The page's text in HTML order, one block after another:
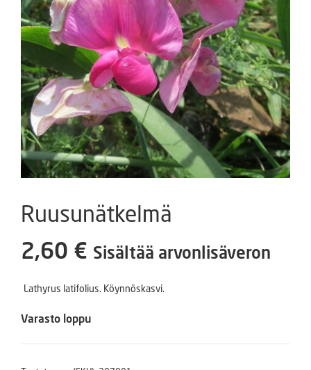
Ruusunätkelmä
2,60 € Sisältää arvonlisäveron
Lathyrus latifolius. Köynnöskasvi.
Varasto loppu